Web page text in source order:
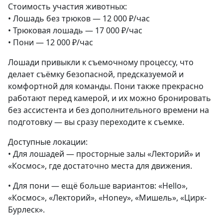
Стоимость участия животных:
• Лошадь без трюков — 12 000 ₽/час
• Трюковая лошадь — 17 000 ₽/час
• Пони — 12 000 ₽/час
Лошади привыкли к съемочному процессу, что
делает съёмку безопасной, предсказуемой и
комфортной для команды. Пони также прекрасно
работают перед камерой, и их можно бронировать
без ассистента и без дополнительного времени на
подготовку — вы сразу переходите к съемке.
Доступные локации:
• Для лошадей — просторные залы «Лекторий» и
«Космос», где достаточно места для движения.
• Для пони — ещё больше вариантов: «Hello»,
«Космос», «Лекторий», «Honey», «Мишель», «Цирк-
Бурлеск».